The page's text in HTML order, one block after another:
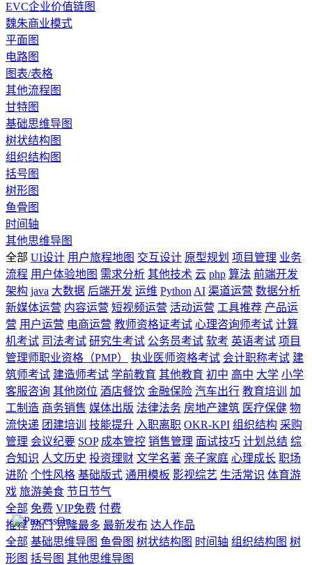
EVC企业价值链图
魏朱商业模式
平面图
电路图
图表/表格
其他流程图
甘特图
基础思维导图
树状结构图
组织结构图
括号图
树形图
鱼骨图
时间轴
其他思维导图
全部 UI设计 用户旅程地图 交互设计 原型规划 项目管理 业务
流程 用户体验地图 需求分析 其他技术 云 php 算法 前端开发
架构 java 大数据 后端开发 运维 Python AI 渠道运营 数据分析
新媒体运营 内容运营 短视频运营 活动运营 工具推荐 产品运
营 用户运营 电商运营 教师资格证考试 心理咨询师考试 计算
机考试 司法考试 研究生考试 公务员考试 软考 英语考试 项目
管理师职业资格（PMP）
执业医师资格考试 会计职称考试 建
筑师考试 建造师考试 学前教育 其他教育 初中 高中 大学 小学
客服咨询 其他岗位 酒店餐饮 金融保险 汽车出行 教育培训
加
工制造 商务销售 媒体出版 法律法务 房地产建筑 医疗保健 物
流快递 团建培训 技能提升 入职离职 OKR-KPI 组织结构 采购
管理 会议纪要 SOP 成本管控 销售管理 面试技巧 计划总结 综
合知识 人文历史 投资理财 文学名著 亲子家庭 心理成长 职场
进阶 个性风格 基础版式 通用模板 影视综艺 生活常识 体育游
戏 旅游美食 节日节气
全部 免费 VIP免费 付费
推荐 热门 克隆最多 最新发布 达人作品
全部 基础思维导图 鱼骨图 树状结构图 时间轴 组织结构图 树
形图 括号图 其他思维导图